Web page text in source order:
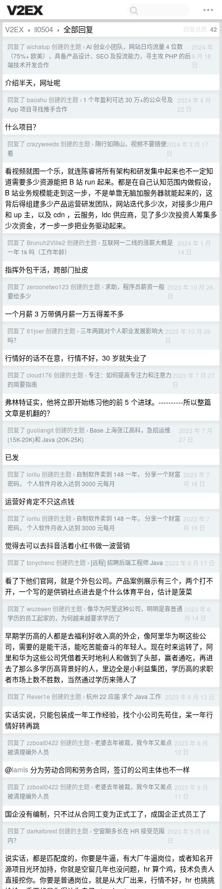
V2EX › ll0504 › 全部回复 回复总数 42
回复了 aichatup 创建的主题 › AI 创业小团队，网站日均流量 4 位数
（75%+ 欧美），具备产品设计、SEO 及投流能力，寻主攻 PHP 的后
端技术开发合作
2024 年
6 月 18
日
介绍半天，网址呢
回复了 baoshu 创建的主题 › 1 个年盈利可达 30 万+的公众号及
App 项目寻找推手合作
2024 年 4 月
22 日
什么项目？
回复了 crazyweeds 创建的主题 › 隔行如隔山，视频不要随便
看
2024 年 3 月 17
日
看视频就图一个乐，就连陈睿将所有架构和研发集中起来也不一定知
道需要多少资源能把 B 站 run 起来。都是在自己认知范围内做假设，
B 站业务规模能走到这一步，不是单靠无脑加服务器就能起来的，这
背后得组建多少产品运营研发团队，网站迭代多少次，对接多少用户
和 up 主，以及 cdn ，云服务，Idc 供应商，见了多少次投资人筹集多
少次资金，才一步一步把业务驱动起来。
回复了 Brunuh2Ville2 创建的主题 › 互联网一二线的涨薪大概是
一年 1k 吗（工作年龄）
2024 年 1 月
14 日
指挥外包干活，跨部门扯皮
回复了 zeroonetwo123 创建的主题 › 求助，程序员薪资一般
要给多少
2023 年 10 月 26
日
一个月薪 3 万带俩月薪一万五得差不多
回复了 61joer 创建的主题 › 三年两跳对个人职业发展影响大
吗？
2023 年 10 月 26
日
行情好的话不在意，行情不好，30 岁就失业了
回复了 cloud176 创建的主题 › 专注：如何提高专注力和注意力
的简要指南
2023 年 7 月 27
日
弗林特证实，他将立即开始练习他的前 5 个进球。----------所以整篇
文章是机翻的？
回复了 guolianglt 创建的主题 › Base 上海张江高科，急招运维
(15K-20K)和 Java (20K-25K)
2023 年 7 月
27 日
已发
回复了 iorilu 创建的主题 › 自制软件卖到 148 一年， 分享一个财富
密码， 个人软件月收入达到 3000 元每月
2023 年 7
月 16 日
运营好肯定不只这点钱
回复了 iorilu 创建的主题 › 自制软件卖到 148 一年， 分享一个财富
密码， 个人软件月收入达到 3000 元每月
2023 年 7
月 16 日
觉得去可以去抖音活着小红书做一波营销
回复了 tonychenc 创建的主题 › [远程] 招聘后端工程师 Java 2023 年 6 月 17 日
看了下他们官网，就是个外包公司。产品案例展示有三个，两个打不
开，一个写的是供销社点进去是个什么体育平台，估计是菠菜
回复了 wuzesen 创建的主题 › 像华为阿里这种公司，明明是靠普通
学历的员工起家的，为何越来越要求学历了
2023 年 6
月 14 日
早期学历高的人都是去福利好收入高的外企，像阿里华为啊这些公
司，需要的是能干活，能吃苦能奋斗的年轻人。现在时来运转了，阿
里和华为这些公司凭借着天时地利人和做到了头部，赢者通吃，再进
去了那么多学历高背景好的人，里边全是小利益集团，学历高的求职
者市场上数不胜数，当然通过学历来筛人了
回复了 Rever1e 创建的主题 › 杭州 22 应届 求个 Java 工作 2023 年 6 月 13 日
实话实说，只能包装成一年工作经验，找个小公司先苟住，呆一年行
情好转再跳
回复了 zzboat0422 创建的主题 › 老婆去年被裁，我今年又差点
被清理编外人员
2023 年 6 月
12 日
@lamls 分为劳动合同和劳务合同，签订的公司主体也不一样
回复了 zzboat0422 创建的主题 › 老婆去年被裁，我今年又差点
被清理编外人员
2023 年 6 月
11 日
国企没有编制，只不过从合同工变为正式工了，成国企正式员工了
回复了 darkaforest 创建的主题 › 空窗期多长在 HR 接受范围
内？
2023 年 5 月 18
日
说实话，都是匹配度的，你要是牛逼，有大厂牛逼岗位，或者知名开
源项目光环加持，你就是空窗几年也没问题，hr 算个鸡，技术负责人
直接挖你。你要是普通岗位，就是从大厂出来，行情不好，hr 也挑挑